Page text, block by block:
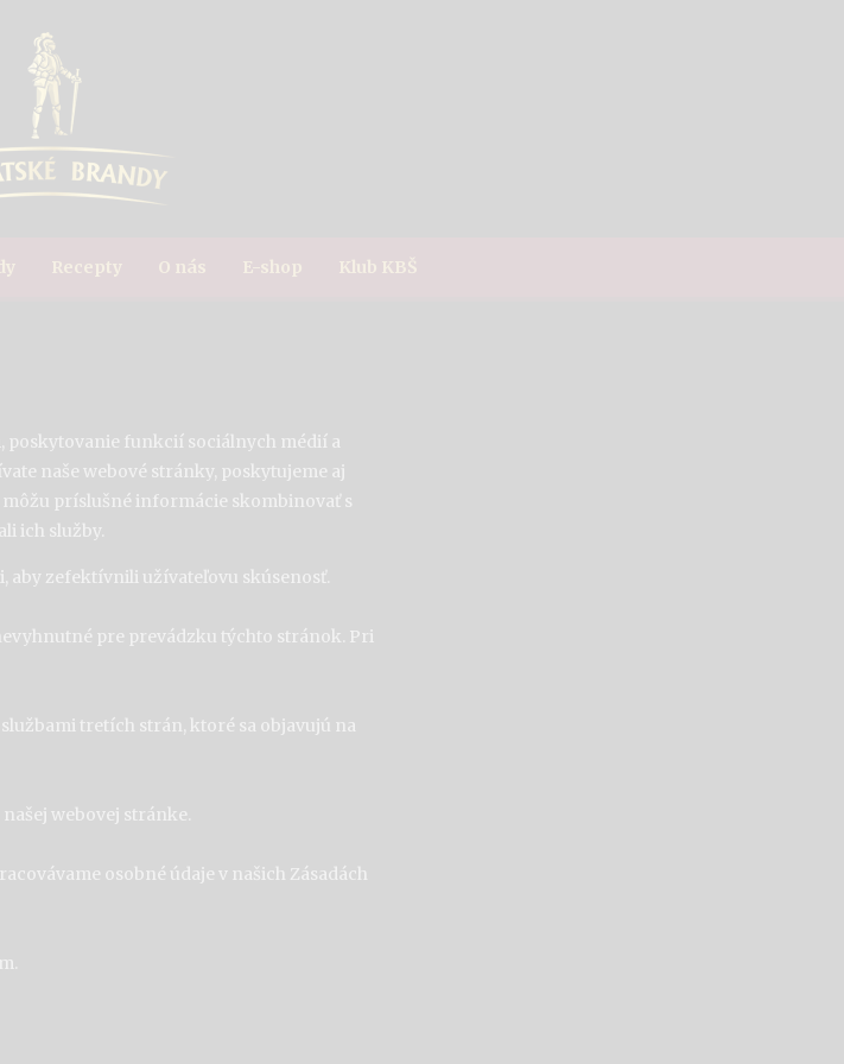
Recepty O nás E-shop Klub KBŠ
poskytovanie funkcií sociálnych médií a
naše webové stránky, poskytujeme aj
príslušné informácie skombinovať s
ich služby.
aby zefektívnili užívateľovu skúsenosť.
pre prevádzku týchto stránok. Pri
tretích strán, ktoré sa objavujú na
webovej stránke.
osobné údaje v našich Zásadách